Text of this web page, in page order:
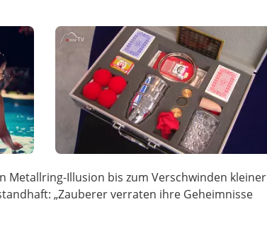
Metallring-Illusion bis zum Verschwinden kleiner
„Zauberer verraten ihre Geheimnisse